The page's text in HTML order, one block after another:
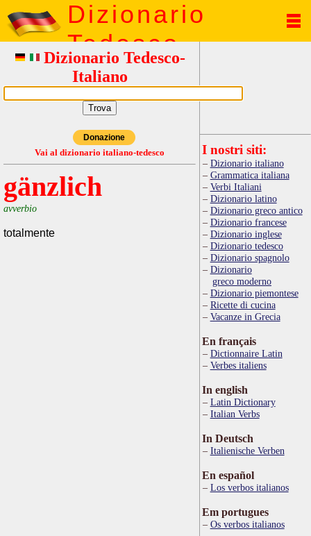
Dizionario
Tedesco
Dizionario Tedesco-
Italiano
Donazione
Vai al dizionario italiano-tedesco
gänzlich
avverbio
totalmente
I nostri siti:
Dizionario italiano
Grammatica italiana
Verbi Italiani
Dizionario latino
Dizionario greco antico
Dizionario francese
Dizionario inglese
Dizionario tedesco
Dizionario spagnolo
Dizionario
greco moderno
Dizionario piemontese
Ricette di cucina
Vacanze in Grecia
En français
Dictionnaire Latin
Verbes italiens
In english
Latin Dictionary
Italian Verbs
In Deutsch
Italienische Verben
En español
Los verbos italianos
Em portugues
Os verbos italianos